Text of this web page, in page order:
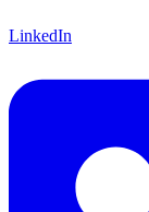
LinkedIn